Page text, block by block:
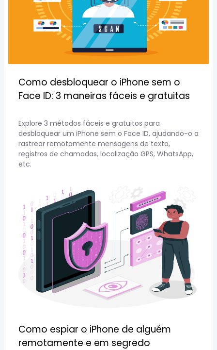
Como desbloquear o iPhone sem o
Face ID: 3 maneiras fáceis e gratuitas
Explore 3 métodos fáceis e gratuitos para
desbloquear um iPhone sem o Face ID, ajudando-o a
rastrear remotamente mensagens de texto,
registros de chamadas, localização GPS, WhatsApp,
etc.
Como espiar o iPhone de alguém
remotamente e em segredo